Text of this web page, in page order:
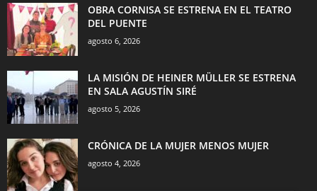
OBRA CORNISA SE ESTRENA EN EL TEATRO
DEL PUENTE
agosto 6, 2026
LA MISIÓN DE HEINER MÜLLER SE ESTRENA
EN SALA AGUSTÍN SIRÉ
agosto 5, 2026
CRÓNICA DE LA MUJER MENOS MUJER
agosto 4, 2026